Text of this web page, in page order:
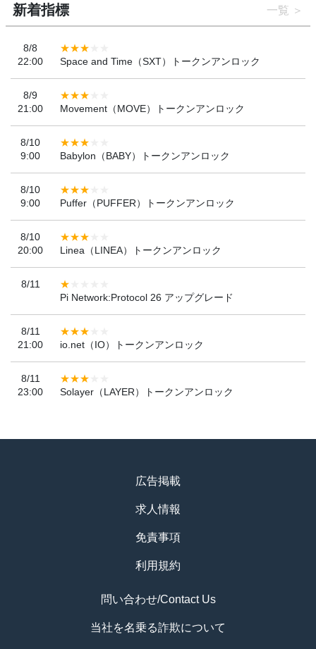
新着指標 一覧
8/8
22:00
Space and Time（SXT）トークンアンロック
8/9
21:00
Movement（MOVE）トークンアンロック
8/10
9:00
Babylon（BABY）トークンアンロック
8/10
9:00
Puffer（PUFFER）トークンアンロック
8/10
20:00
Linea（LINEA）トークンアンロック
8/11
Pi Network:Protocol 26 アップグレード
8/11
21:00
io.net（IO）トークンアンロック
8/11
23:00
Solayer（LAYER）トークンアンロック
広告掲載
求人情報
免責事項
利用規約
問い合わせ/Contact Us
当社を名乗る詐欺について